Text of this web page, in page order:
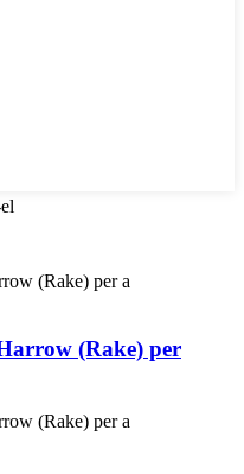
(Rake) per